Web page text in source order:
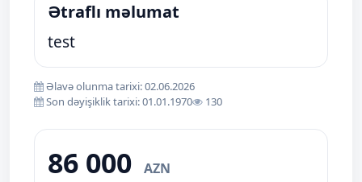
Ətraflı məlumat
test
Əlavə olunma tarixi: 02.06.2026
Son dəyişiklik tarixi: 01.01.1970
130
86 000 AZN